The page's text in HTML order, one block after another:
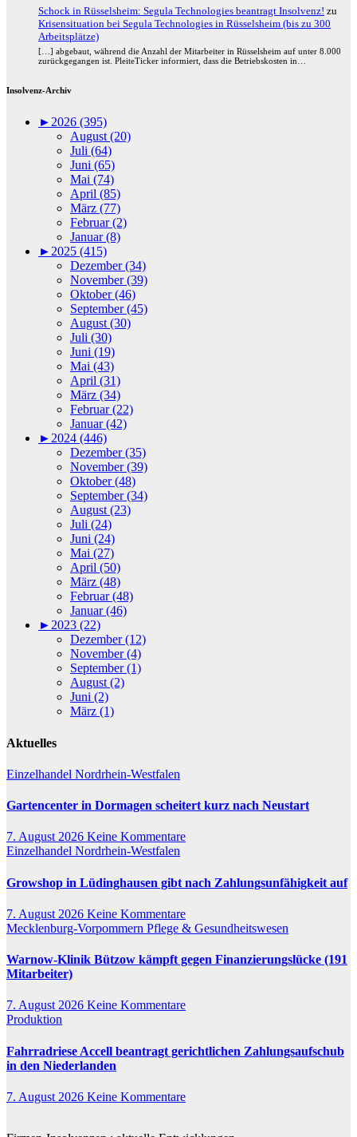
Schock in Rüsselsheim: Segula Technologies beantragt Insolvenz! zu
Krisensituation bei Segula Technologies in Rüsselsheim (bis zu 300
Arbeitsplätze)
[…] abgebaut, während die Anzahl der Mitarbeiter in Rüsselsheim auf unter 8.000
zurückgegangen ist. PleiteTicker informiert, dass die Betriebskosten in…
Insolvenz-Archiv
► 2026 (395)
August (20)
Juli (64)
Juni (65)
Mai (74)
April (85)
März (77)
Februar (2)
Januar (8)
► 2025 (415)
Dezember (34)
November (39)
Oktober (46)
September (45)
August (30)
Juli (30)
Juni (19)
Mai (43)
April (31)
März (34)
Februar (22)
Januar (42)
► 2024 (446)
Dezember (35)
November (39)
Oktober (48)
September (34)
August (23)
Juli (24)
Juni (24)
Mai (27)
April (50)
März (48)
Februar (48)
Januar (46)
► 2023 (22)
Dezember (12)
November (4)
September (1)
August (2)
Juni (2)
März (1)
Aktuelles
Einzelhandel Nordrhein-Westfalen
Gartencenter in Dormagen scheitert kurz nach Neustart
7. August 2026 Keine Kommentare
Einzelhandel Nordrhein-Westfalen
Growshop in Lüdinghausen gibt nach Zahlungsunfähigkeit auf
7. August 2026 Keine Kommentare
Mecklenburg-Vorpommern Pflege & Gesundheitswesen
Warnow-Klinik Bützow kämpft gegen Finanzierungslücke (191
Mitarbeiter)
7. August 2026 Keine Kommentare
Produktion
Fahrradriese Accell beantragt gerichtlichen Zahlungsaufschub
in den Niederlanden
7. August 2026 Keine Kommentare